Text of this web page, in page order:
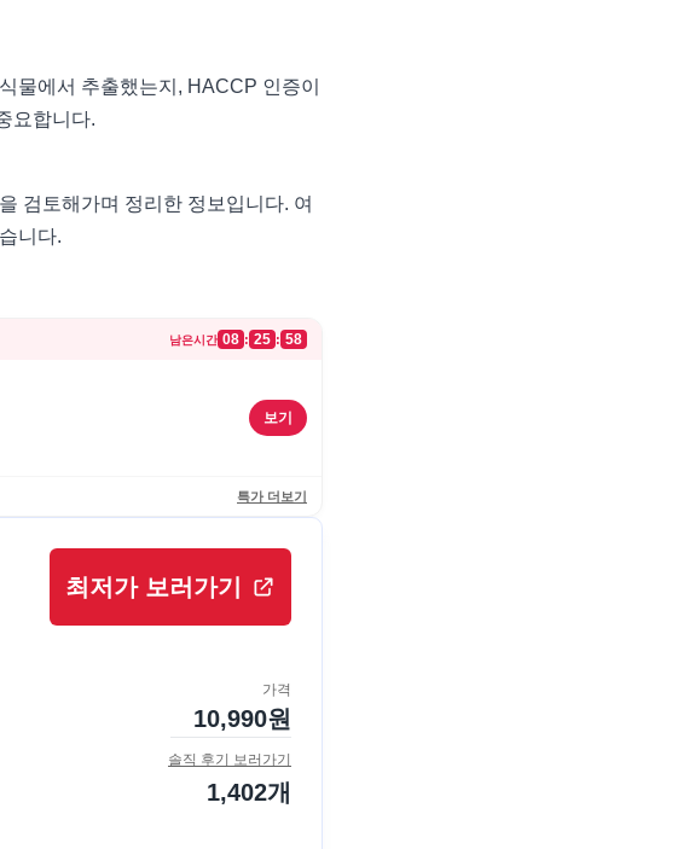
물에서 추출했는지, HACCP 인증이
요합니다.
검토해가며 정리한 정보입니다. 여
니다.
남은시간 08 : 25 : 58
보기
특가 더보기
최저가 보러가기
가격
10,990원
솔직 후기 보러가기
1,402개